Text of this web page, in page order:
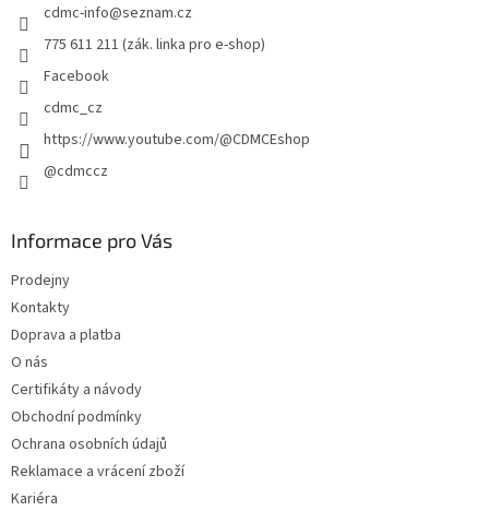
cdmc-info@seznam.cz
775 611 211 (zák. linka pro e-shop)
Facebook
cdmc_cz
https://www.youtube.com/@CDMCEshop
@cdmccz
Informace pro Vás
Prodejny
Kontakty
Doprava a platba
O nás
Certifikáty a návody
Obchodní podmínky
Ochrana osobních údajů
Reklamace a vrácení zboží
Kariéra